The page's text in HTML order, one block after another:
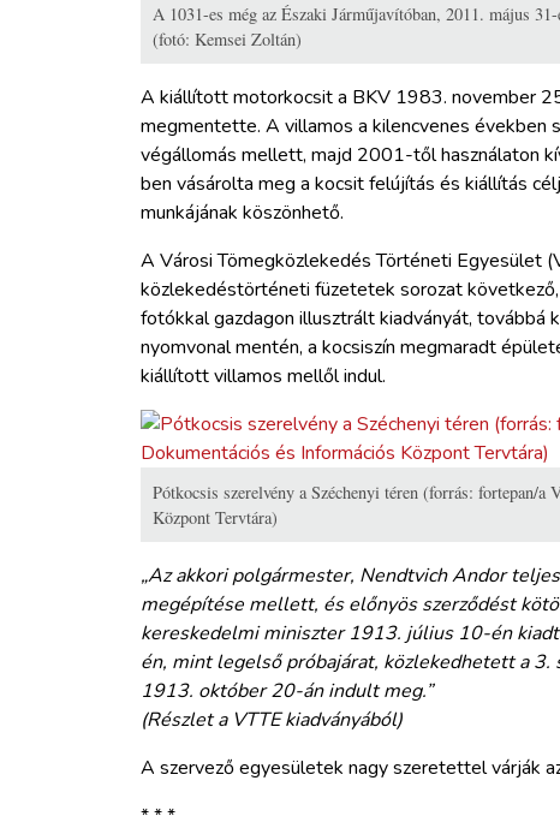
A 1031-es még az Északi Járműjavítóban, 2011. május 31-
(fotó: Kemsei Zoltán)
A kiállított motorkocsit a BKV 1983. november
megmentette. A villamos a kilencvenes
végállomás mellett, majd 2001-től használaton
ben vásárolta meg a kocsit felújítás és kiállítás
munkájának köszönhető.
A Városi Tömegközlekedés Történeti Egyesület
közlekedéstörténeti füzetetek sorozat
fotókkal gazdagon illusztrált kiadványát, továbbá
nyomvonal mentén, a kocsiszín megmaradt
kiállított villamos mellől indul.
Pótkocsis szerelvény a Széchenyi téren (forrás: fortepan/
Központ Tervtára)
„Az akkori polgármester, Nendtvich Andor
megépítése mellett, és előnyös szerződést
kereskedelmi miniszter 1913. július 10-én
én, mint legelső próbajárat, közlekedhetett a
1913. október 20-án indult meg.”
(Részlet a VTTE kiadványából)
A szervező egyesületek nagy szeretettel várják
* * *